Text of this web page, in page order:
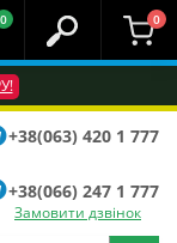
0 0
+38(063) 420 1 777
+38(066) 247 1 777
Замовити дзвінок